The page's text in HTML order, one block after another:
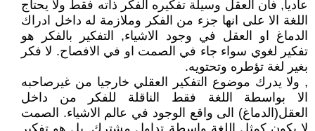
عاديا, فان العقل وسيلة تفكيره الفكر ذاته فقط ولا يحتاج
اللغة الا على انها جزء من الفكر وملازمة له داخل ادراك
الدماغ او العقل في وجود الاشياء, التفكير بالفكر هو
تفكير لغوي سواء جاء في الصمت او في الافصاح. لا فكر
بغير لغة تؤطره وتحتويه.
, ولا يدرك موضوع التفكير العقلي خارجيا من غيرصاحبه
الا بواسطة اللغة فقط الناقلة للفكر من داخل
العقل(الدماغ) الى واقع الوجود في عالم الاشياء. الصمت